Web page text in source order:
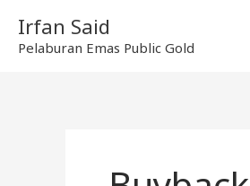
content
Irfan Said
Pelaburan Emas Public Gold